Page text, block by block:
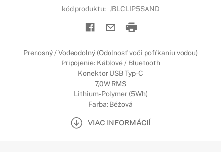
kód produktu: JBLCLIP5SAND
Prenosný / Vodeodolný (Odolnosť voči pofŕkaniu vodou)
Pripojenie: Káblové / Bluetooth
Konektor USB Typ-C
7,0W RMS
Lithium-Polymer (5Wh)
Farba: Béžová
VIAC INFORMÁCIÍ